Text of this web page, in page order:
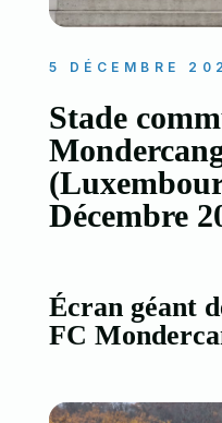
5 DÉCEMBRE
Stade
Décembre
Écran géant
FC